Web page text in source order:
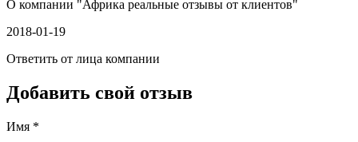
О компании "Африка реальные отзывы от клиентов"
2018-01-19
Ответить от лица компании
Добавить свой отзыв
Имя *